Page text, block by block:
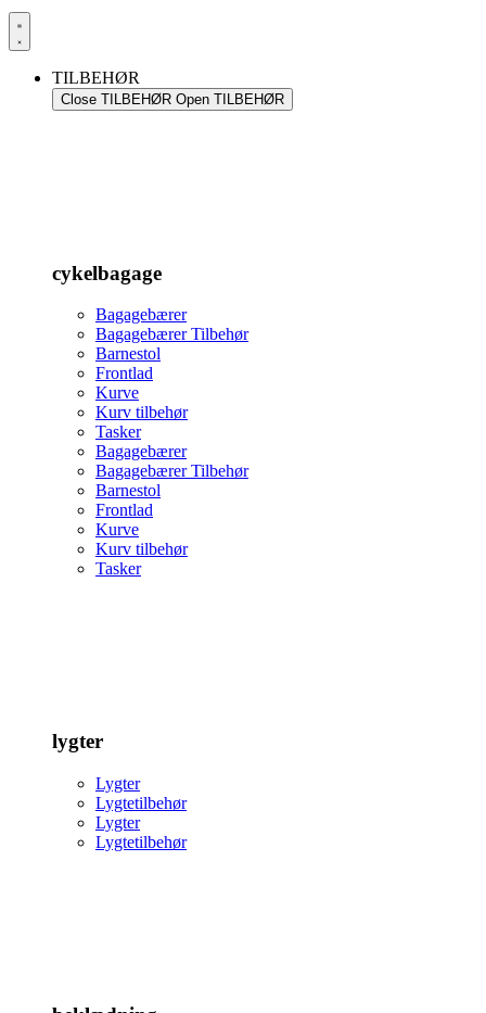
TILBEHØR
Close TILBEHØR Open TILBEHØR
cykelbagage
Bagagebærer
Bagagebærer Tilbehør
Barnestol
Frontlad
Kurve
Kurv tilbehør
Tasker
Bagagebærer
Bagagebærer Tilbehør
Barnestol
Frontlad
Kurve
Kurv tilbehør
Tasker
lygter
Lygter
Lygtetilbehør
Lygter
Lygtetilbehør